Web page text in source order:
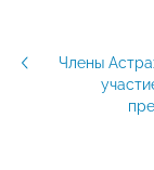
Члены